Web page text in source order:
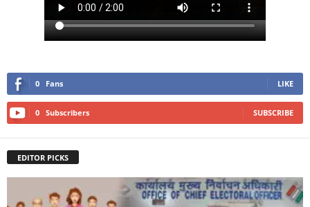
0 Fans LIKE
0 Subscribers SUBSCRIBE
EDITOR PICKS